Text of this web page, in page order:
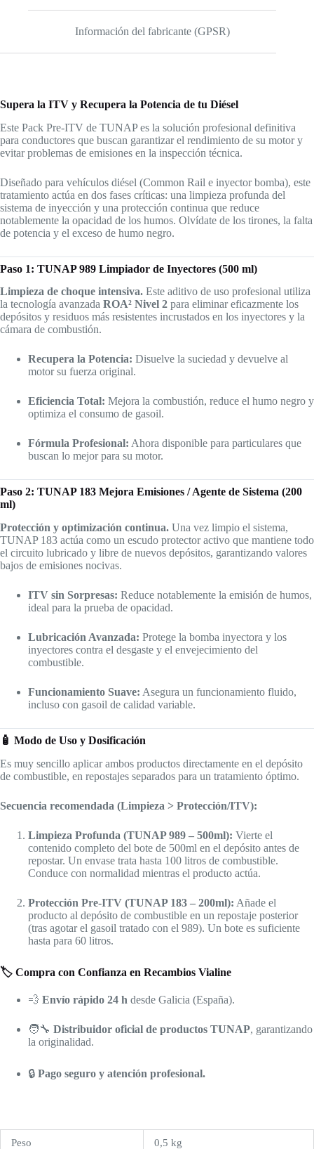
Información del fabricante (GPSR)
Supera la ITV y Recupera la Potencia de tu Diésel
Este Pack Pre-ITV de TUNAP es la solución profesional definitiva
para conductores que buscan garantizar el rendimiento de su motor y
evitar problemas de emisiones en la inspección técnica.
Diseñado para vehículos diésel (Common Rail e inyector bomba), este
tratamiento actúa en dos fases críticas: una limpieza profunda del
sistema de inyección y una protección continua que reduce
notablemente la opacidad de los humos. Olvídate de los tirones, la falta
de potencia y el exceso de humo negro.
Paso 1: TUNAP 989 Limpiador de Inyectores (500 ml)
Limpieza de choque intensiva. Este aditivo de uso profesional utiliza
la tecnología avanzada ROA² Nivel 2 para eliminar eficazmente los
depósitos y residuos más resistentes incrustados en los inyectores y la
cámara de combustión.
Recupera la Potencia: Disuelve la suciedad y devuelve al
motor su fuerza original.
Eficiencia Total: Mejora la combustión, reduce el humo negro y
optimiza el consumo de gasoil.
Fórmula Profesional: Ahora disponible para particulares que
buscan lo mejor para su motor.
Paso 2: TUNAP 183 Mejora Emisiones / Agente de Sistema (200
ml)
Protección y optimización continua. Una vez limpio el sistema,
TUNAP 183 actúa como un escudo protector activo que mantiene todo
el circuito lubricado y libre de nuevos depósitos, garantizando valores
bajos de emisiones nocivas.
ITV sin Sorpresas: Reduce notablemente la emisión de humos,
ideal para la prueba de opacidad.
Lubricación Avanzada: Protege la bomba inyectora y los
inyectores contra el desgaste y el envejecimiento del
combustible.
Funcionamiento Suave: Asegura un funcionamiento fluido,
incluso con gasoil de calidad variable.
🧴 Modo de Uso y Dosificación
Es muy sencillo aplicar ambos productos directamente en el depósito
de combustible, en repostajes separados para un tratamiento óptimo.
Secuencia recomendada (Limpieza > Protección/ITV):
Limpieza Profunda (TUNAP 989 – 500ml): Vierte el
contenido completo del bote de 500ml en el depósito antes de
repostar. Un envase trata hasta 100 litros de combustible.
Conduce con normalidad mientras el producto actúa.
Protección Pre-ITV (TUNAP 183 – 200ml): Añade el
producto al depósito de combustible en un repostaje posterior
(tras agotar el gasoil tratado con el 989). Un bote es suficiente
hasta para 60 litros.
🏷️ Compra con Confianza en Recambios Vialine
💨 Envío rápido 24 h desde Galicia (España).
🧑‍🔧 Distribuidor oficial de productos TUNAP, garantizando
la originalidad.
🔒 Pago seguro y atención profesional.
Peso 0,5 kg